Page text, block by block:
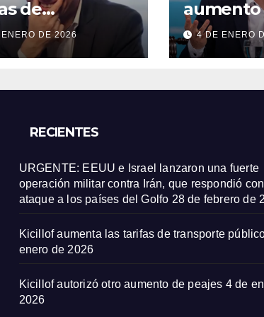
de
público.
DE 2026
aumento
4 DE ENERO
RECIENTES
URGENTE: EEUU e Israel lanzaron una fuerte
operación militar contra Irán, que respondió
ataque a los países del Golfo 28 de febrero de
Kicillof aumenta las tarifas de transporte
enero de 2026
Kicillof autorizó otro aumento de peajes 4 de
2026